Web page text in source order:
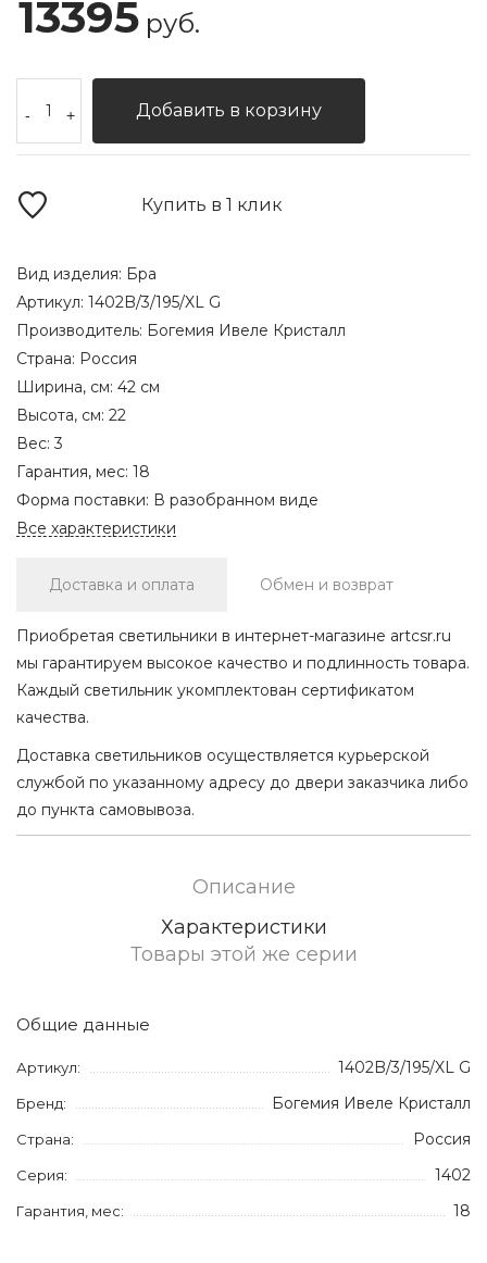
13395 руб.
- + Добавить в корзину
Купить в 1 клик
Вид изделия: Бра
Артикул: 1402B/3/195/XL G
Производитель: Богемия Ивеле Кристалл
Страна: Россия
Ширина, см: 42 см
Высота, см: 22
Вес:3
Гарантия, мес: 18
Форма поставки: В разобранном виде
Все характеристики
Доставка и оплата Обмен и возврат
Приобретая светильники в интернет-магазине artcsr.ru
мы гарантируем высокое качество и подлинность товара.
Каждый светильник укомплектован сертификатом
качества.
Доставка светильников осуществляется курьерской
службой по указанному адресу до двери заказчика либо
до пункта самовывоза.
Описание
Характеристики
Товары этой же серии
Общие данные
Артикул: 1402B/3/195/XL G
Бренд: Богемия Ивеле Кристалл
Страна: Россия
Серия: 1402
Гарантия, мес: 18